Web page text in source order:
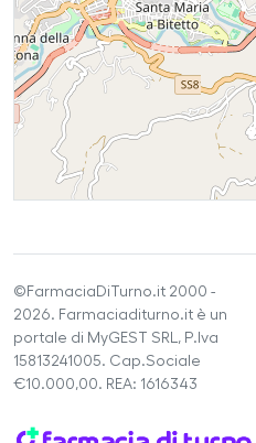
©FarmaciaDiTurno.it 2000 -
2026. Farmaciaditurno.it è un
portale di MyGEST SRL, P.Iva
15813241005. Cap.Sociale
€10.000,00. REA: 1616343